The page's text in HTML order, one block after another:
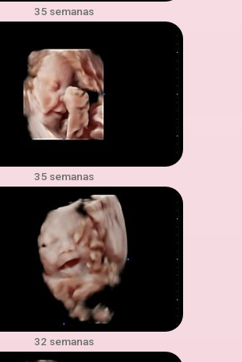
35 semanas
35 semanas
32 semanas